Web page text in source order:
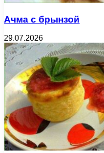
Ачма с брынзой
29.07.2026